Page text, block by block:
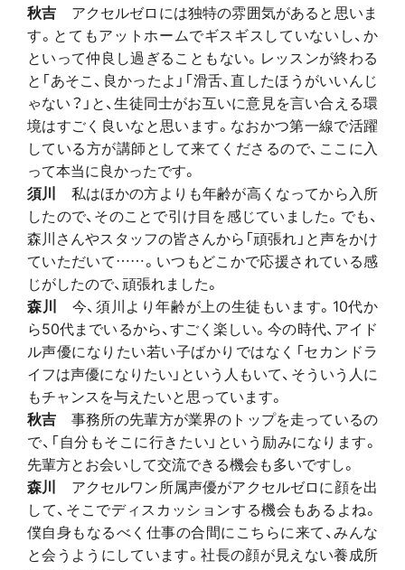
秋吉 アクセルゼロには独特の雰囲気があると思いま
す。とてもアットホームでギスギスしていないし、か
といって仲良し過ぎることもない。レッスンが終わる
と「あそこ、良かったよ」「滑舌、直したほうがいいんじ
ゃない？」と、生徒同士がお互いに意見を言い合える環
境はすごく良いなと思います。なおかつ第一線で活躍
している方が講師として来てくださるので、ここに入
って本当に良かったです。
須川 私はほかの方よりも年齢が高くなってから入所
したので、そのことで引け目を感じていました。でも、
森川さんやスタッフの皆さんから「頑張れ」と声をかけ
ていただいて……。いつもどこかで応援されている感
じがしたので、頑張れました。
森川 今、須川より年齢が上の生徒もいます。10代か
ら50代までいるから、すごく楽しい。今の時代、アイド
ル声優になりたい若い子ばかりではなく「セカンドラ
イフは声優になりたい」という人もいて、そういう人に
もチャンスを与えたいと思っています。
秋吉 事務所の先輩方が業界のトップを走っているの
で、「自分もそこに行きたい」という励みになります。
先輩方とお会いして交流できる機会も多いですし。
森川 アクセルワン所属声優がアクセルゼロに顔を出
して、そこでディスカッションする機会もあるよね。
僕自身もなるべく仕事の合間にこちらに来て、みんな
と会うようにしています。社長の顔が見えない養成所